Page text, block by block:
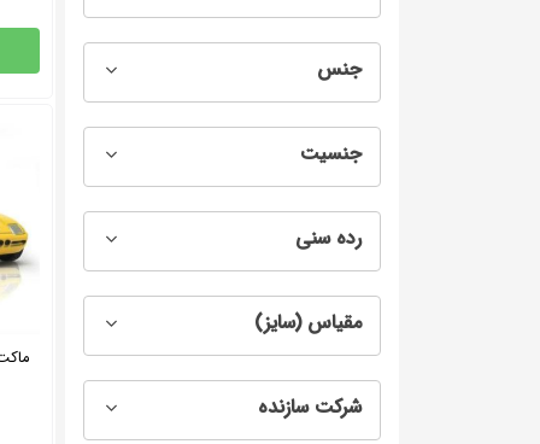
جنس
جنسیت
رده سنی
مقیاس (سایز)
شرکت سازنده